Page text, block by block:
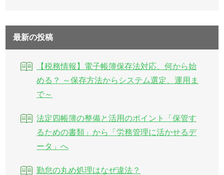
最新の投稿
【税務情報】電子帳簿保存法対応、何から始
める？ ～保存方法からシステム選定、運用ま
で～
法定四帳簿の整備と活用のポイント「保管す
るための書類」から「労務管理に活かせるデ
ータ」へ
勤怠の丸め処理はなぜ違法？